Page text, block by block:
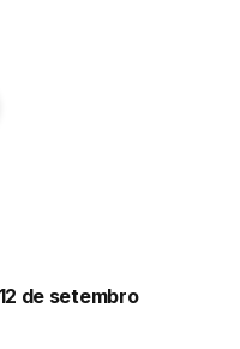
de setembro